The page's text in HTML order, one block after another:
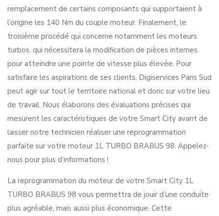
remplacement de certains composants qui supportaient à
l’origine les 140 Nm du couple moteur. Finalement, le
troisième procédé qui concerne notamment les moteurs
turbos, qui nécessitera la modification de pièces internes
pour atteindre une pointe de vitesse plus élevée. Pour
satisfaire les aspirations de ses clients, Digiservices Paris Sud
peut agir sur tout le territoire national et donc sur votre lieu
de travail. Nous élaborons des évaluations précises qui
mesurent les caractéristiques de votre Smart City avant de
laisser notre technicien réaliser une reprogrammation
parfaite sur votre moteur 1L TURBO BRABUS 98. Appelez-
nous pour plus d’informations !
La reprogrammation du moteur de votre Smart City 1L
TURBO BRABUS 98 vous permettra de jouir d’une conduite
plus agréable, mais aussi plus économique. Cette